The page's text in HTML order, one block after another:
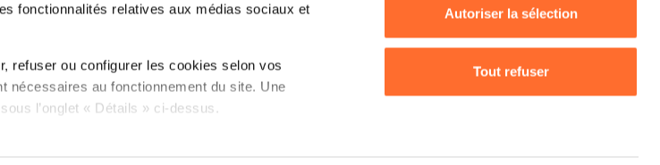
fonctionnalités relatives aux médias sociaux et
refuser ou configurer les cookies selon vos
nécessaires au fonctionnement du site. Une
l’onglet « Détails » ci-dessus.
Autoriser la sélection
Tout refuser
des domaines et de la TVA, Digital Lëtzebuerg, guichet.lu, House of Training, ITM, IPIL,
des Affaires étrangères et européennes, Ministère de l’Agriculture, Ministère de la
Betriber & Emwelt, LIST.